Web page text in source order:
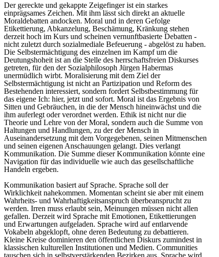
Der gereckte und gekappte Zeigefinger ist ein starkes
einprägsames Zeichen. Mit ihm lässt sich direkt an aktuelle
Moraldebatten andocken. Moral und in deren Gefolge
Etikettierung, Abkanzelung, Beschämung, Kränkung stehen
derzeit hoch im Kurs und scheinen vernunftbasierte Debatten -
nicht zuletzt durch sozialmediale Befeuerung - abgelöst zu haben.
Die Selbstermächtigung des einzelnen im Kampf um die
Deutungshoheit ist an die Stelle des herrschaftsfreien Diskurses
getreten, für den der Sozialphilosoph Jürgen Habermas
unermüdlich wirbt. Moralisierung mit dem Ziel der
Selbstermächtigung ist nicht an Partizipation und Reform des
Bestehenden interessiert, sondern fordert Selbstbestimmung für
das eigene Ich: hier, jetzt und sofort. Moral ist das Ergebnis von
Sitten und Gebräuchen, in die der Mensch hineinwächst und die
ihm auferlegt oder verordnet werden. Ethik ist nicht nur die
Theorie und Lehre von der Moral, sondern auch die Summe von
Haltungen und Handlungen, zu der der Mensch in
Auseinandersetzung mit dem Vorgegebenen, seinen Mitmenschen
und seinen eigenen Anschauungen gelangt. Dies verlangt
Kommunikation. Die Summe dieser Kommunikation könnte eine
Navigation für das individuelle wie auch das gesellschaftliche
Handeln ergeben.
Kommunikation basiert auf Sprache. Sprache soll der
Wirklichkeit nahekommen. Momentan scheint sie aber mit einem
Wahrheits- und Wahrhaftigkeitsanspruch überbeansprucht zu
werden. Irren muss erlaubt sein, Meinungen müssen nicht allen
gefallen. Derzeit wird Sprache mit Emotionen, Etikettierungen
und Erwartungen aufgeladen. Sprache wird auf entlarvende
Vokabeln abgeklopft, ohne deren Bedeutung zu debattieren.
Kleine Kreise dominieren den öffentlichen Diskurs zumindest in
klassischen kulturellen Institutionen und Medien. Communities
tauschen sich in selbstverstärkenden Bezirken aus. Sprache wird